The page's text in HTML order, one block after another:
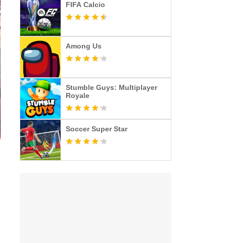
FIFA Calcio
Among Us
Stumble Guys: Multiplayer
Royale
Soccer Super Star